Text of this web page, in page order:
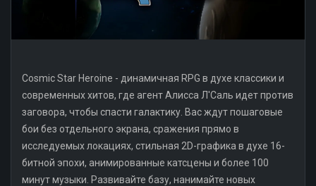
Cosmic Star Heroine - динамичная RPG в духе классики и
современных хитов, где агент Алисса Л'Саль идет против
заговора, чтобы спасти галактику. Вас ждут пошаговые
бои без отдельного экрана, сражения прямо в
исследуемых локациях, стильная 2D-графика в духе 16-
битной эпохи, анимированные катсцены и более 100
минут музыки. Развивайте базу, нанимайте новых